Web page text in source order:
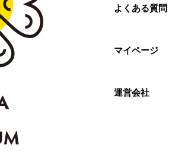
よくある質問
マイページ
運営会社